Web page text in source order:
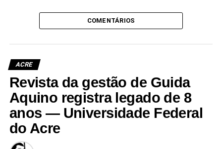
COMENTÁRIOS
ACRE
Revista da gestão de Guida
Aquino registra legado de 8
anos — Universidade Federal
do Acre